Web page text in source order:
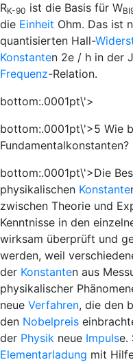
RK-90 ist die Basis für W
die Einheit Ohm. Das ist
quantisierten Hall-
Konstanten 2e / h in der
Frequenz-Relation.
bottom:.0001pt\'>
bottom:.0001pt\'>5 Wie
Fundamentalkonstanten?
bottom:.0001pt\'>Die
physikalischen Konstante
zwischen Theorie und
Kenntnisse in den
wirksam überprüft und
werden, weil
der Konstanten aus
physikalischer
neue Verfahren, die den
den Nobelpreis
der Physik neue Impulse.
Elementarladung mit